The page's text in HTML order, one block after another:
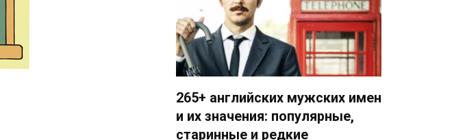
265+ английских мужских имен
и их значения: популярные,
старинные и редкие